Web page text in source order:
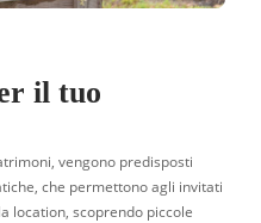
il tuo
vengono predisposti
che permettono agli invitati
location, scoprendo piccole